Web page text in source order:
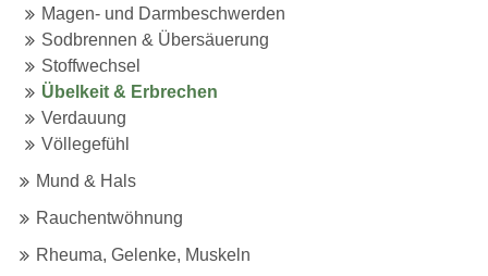
Magen- und Darmbeschwerden
Sodbrennen & Übersäuerung
Stoffwechsel
Übelkeit & Erbrechen
Verdauung
Völlegefühl
Mund & Hals
Rauchentwöhnung
Rheuma, Gelenke, Muskeln